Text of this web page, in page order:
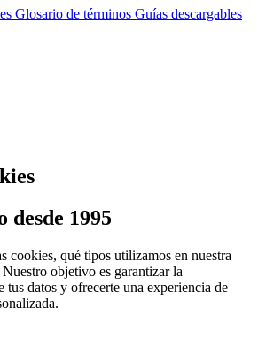
Glosario de términos Guías descargables
desde 1995
cookies, qué tipos utilizamos en nuestra
objetivo es garantizar la
tus datos y ofrecerte una experiencia de